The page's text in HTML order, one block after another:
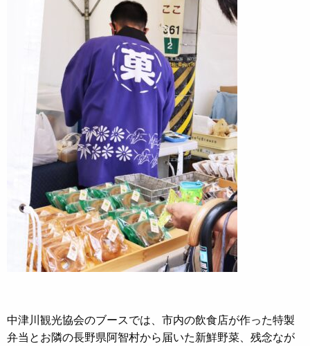
中津川観光協会のブースでは、市内の飲食店が作った特製
弁当とお隣の長野県阿智村から届いた新鮮野菜、残念なが